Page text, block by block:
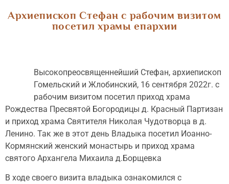
Архиепископ Стефан с рабочим визитом
посетил храмы епархии
Высокопреосвященнейший Стефан, архиепископ
Гомельский и Жлобинский, 16 сентября 2022г. с
рабочим визитом посетил приход храма
Рождества Пресвятой Богородицы д. Красный Партизан
и приход храма Святителя Николая Чудотворца в д.
Ленино. Так же в этот день Владыка посетил Иоанно-
Кормянский женский монастырь и приход храма
святого Архангела Михаила д.Борщевка
В ходе своего визита владыка ознакомился с